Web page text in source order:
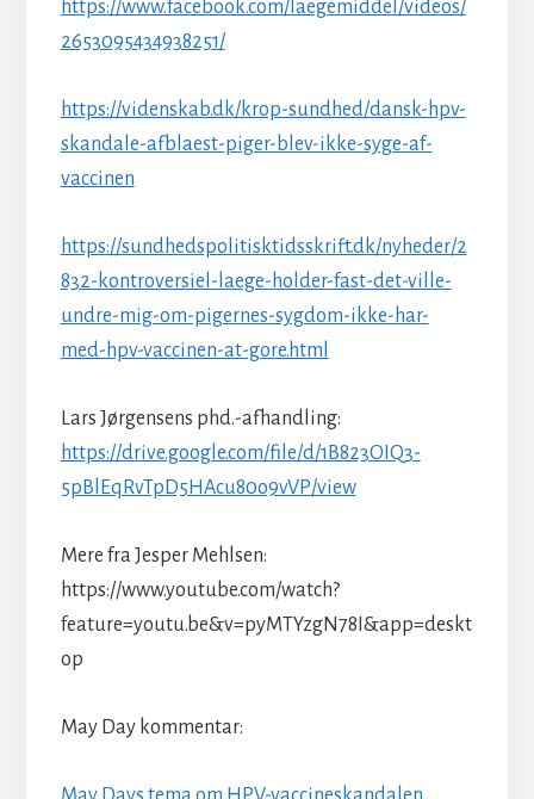
https://www.facebook.com/laegemiddel/videos/
2653095434938251/
https://videnskab.dk/krop-sundhed/dansk-hpv-
skandale-afblaest-piger-blev-ikke-syge-af-
vaccinen
https://sundhedspolitisktidsskrift.dk/nyheder/2
832-kontroversiel-laege-holder-fast-det-ville-
undre-mig-om-pigernes-sygdom-ikke-har-
med-hpv-vaccinen-at-gore.html
Lars Jørgensens phd.-afhandling:
https://drive.google.com/file/d/1B823OIQ3-
5pBlEqRvTpD5HAcu80o9vVP/view
Mere fra Jesper Mehlsen:
https://www.youtube.com/watch?
feature=youtu.be&v=pyMTYzgN78I&app=deskt
op
May Day kommentar: